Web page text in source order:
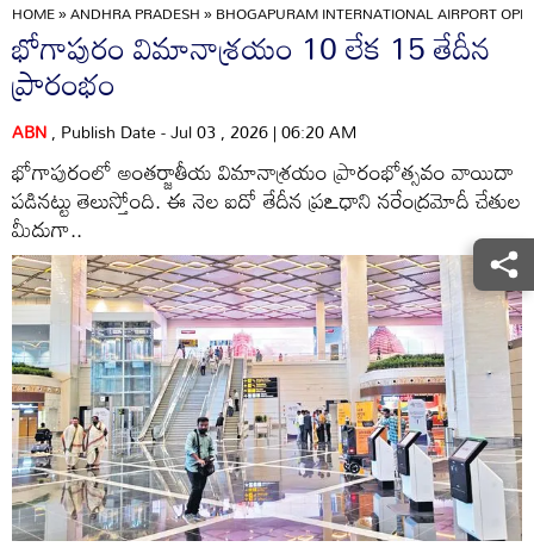
HOME»ANDHRA PRADESH»BHOGAPURAM INTERNATIONAL AIRPORT
భోగాపురం విమానాశ్రయం 10 లేక 15 తేదీన
ప్రారంభం
ABN, Publish Date - Jul 03 , 2026 | 06:20 AM
భోగాపురంలో అంతర్జాతీయ విమానాశ్రయం ప్రారంభోత్సవం వాయిదా
పడినట్టు తెలుస్తోంది. ఈ నెల ఐదో తేదీన ప్రఽధాని నరేంద్రమోదీ చేతుల
మీదుగా..